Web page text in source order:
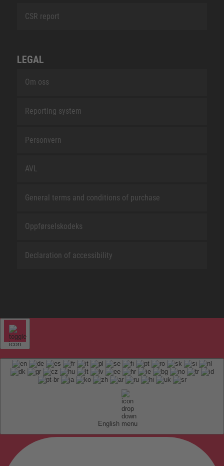
CSR report
LEGAL
Om oss
Reporting system
Personvern
AVL
General terms and conditions of purchase
Oppførselskodeks
Declaration of accessibility
English